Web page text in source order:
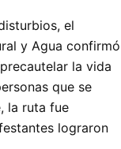
el
y Agua confirmó
la vida
que se
la ruta fue
lograron